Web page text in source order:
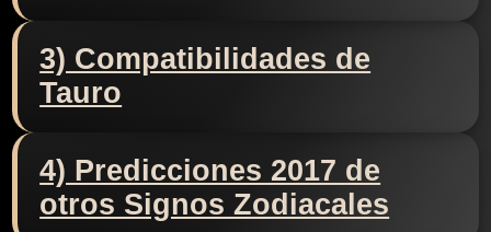
3) Compatibilidades de
Tauro
4) Predicciones 2017 de
otros Signos Zodiacales